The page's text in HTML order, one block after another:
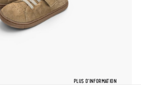
PLUS D'INFORMATION